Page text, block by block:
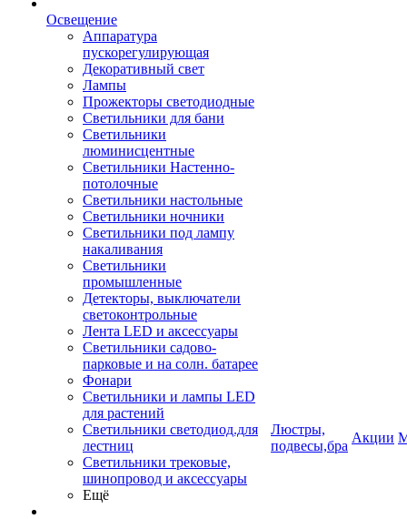
Освещение
Аппаратура
пускорегулирующая
Декоративный свет
Лампы
Прожекторы светодиодные
Светильники для бани
Светильники
люминисцентные
Светильники Настенно-
потолочные
Светильники настольные
Светильники ночники
Светильники под лампу
накаливания
Светильники
промышленные
Детекторы, выключатели
светоконтрольные
Лента LED и аксессуары
Светильники садово-
парковые и на солн. батарее
Фонари
Светильники и лампы LED
для растений
Светильники светодиод.для
лестниц
Светильники трековые,
шинопровод и аксессуары
Ещё
Люстры,
подвесы,бра
Акции